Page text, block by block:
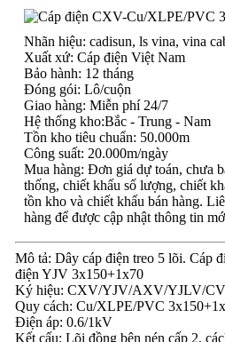
Nhãn hiệu: cadisun, ls vina, vina
Xuất xứ: Cáp điện Việt Nam
Bảo hành: 12 tháng
Đóng gói: Lô/cuộn
Giao hàng: Miễn phí 24/7
Hệ thống kho:Bắc - Trung - Nam
Tồn kho tiêu chuẩn: 50.000m
Công suất: 20.000m/ngày
Mua hàng: Đơn giá dự toán, chưa
thống, chiết khấu số lượng, chiết
tồn kho và chiết khấu bán hàng.
hàng để được cập nhật thông tin
Mô tả: Dây cáp điện treo 5 lõi. Cáp
điện YJV 3x150+1x70
Ký hiệu: CXV/YJV/AXV/YJLV/CV
Quy cách: Cu/XLPE/PVC
Điện áp: 0.6/1kV
Kết cấu: Lõi đồng bện nén cấp 2,